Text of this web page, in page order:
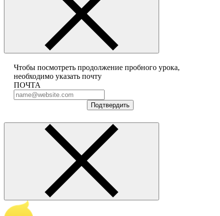
Чтобы посмотреть продолжение пробного урока,
необходимо указать почту
ПОЧТА
Подтвердить